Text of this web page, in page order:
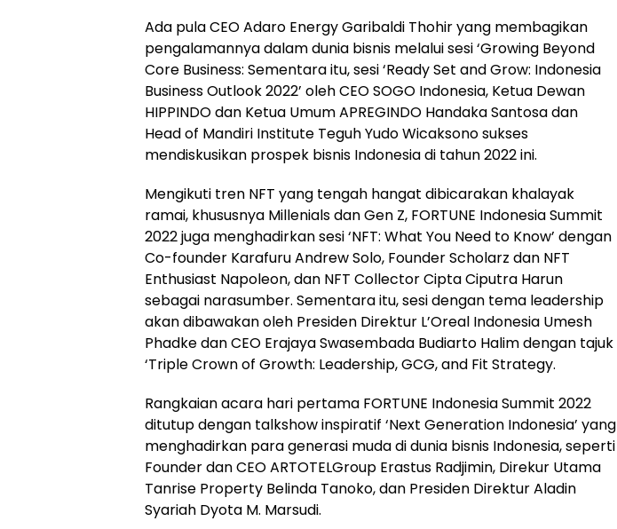
Ada pula CEO Adaro Energy Garibaldi Thohir yang membagikan
pengalamannya dalam dunia bisnis melalui sesi ‘Growing Beyond
Core Business: Sementara itu, sesi ‘Ready Set and Grow: Indonesia
Business Outlook 2022’ oleh CEO SOGO Indonesia, Ketua Dewan
HIPPINDO dan Ketua Umum APREGINDO Handaka Santosa dan
Head of Mandiri Institute Teguh Yudo Wicaksono sukses
mendiskusikan prospek bisnis Indonesia di tahun 2022 ini.
Mengikuti tren NFT yang tengah hangat dibicarakan khalayak
ramai, khususnya Millenials dan Gen Z, FORTUNE Indonesia Summit
2022 juga menghadirkan sesi ‘NFT: What You Need to Know’ dengan
Co-founder Karafuru Andrew Solo, Founder Scholarz dan NFT
Enthusiast Napoleon, dan NFT Collector Cipta Ciputra Harun
sebagai narasumber. Sementara itu, sesi dengan tema leadership
akan dibawakan oleh Presiden Direktur L’Oreal Indonesia Umesh
Phadke dan CEO Erajaya Swasembada Budiarto Halim dengan tajuk
‘Triple Crown of Growth: Leadership, GCG, and Fit Strategy.
Rangkaian acara hari pertama FORTUNE Indonesia Summit 2022
ditutup dengan talkshow inspiratif ‘Next Generation Indonesia’ yang
menghadirkan para generasi muda di dunia bisnis Indonesia, seperti
Founder dan CEO ARTOTELGroup Erastus Radjimin, Direkur Utama
Tanrise Property Belinda Tanoko, dan Presiden Direktur Aladin
Syariah Dyota M. Marsudi.